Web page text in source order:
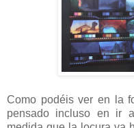
Como podéis ver en la
pensado incluso en ir